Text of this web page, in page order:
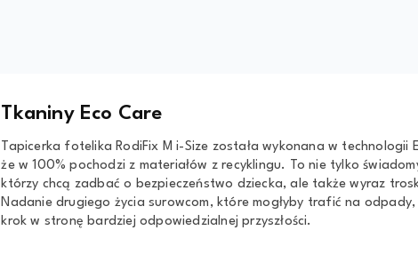
Tkaniny Eco Care
Tapicerka fotelika RodiFix M i-Size została wykonana w technologii
że w 100% pochodzi z materiałów z recyklingu. To nie tylko
którzy chcą zadbać o bezpieczeństwo dziecka, ale także wyraz
Nadanie drugiego życia surowcom, które mogłyby trafić na
krok w stronę bardziej odpowiedzialnej przyszłości.